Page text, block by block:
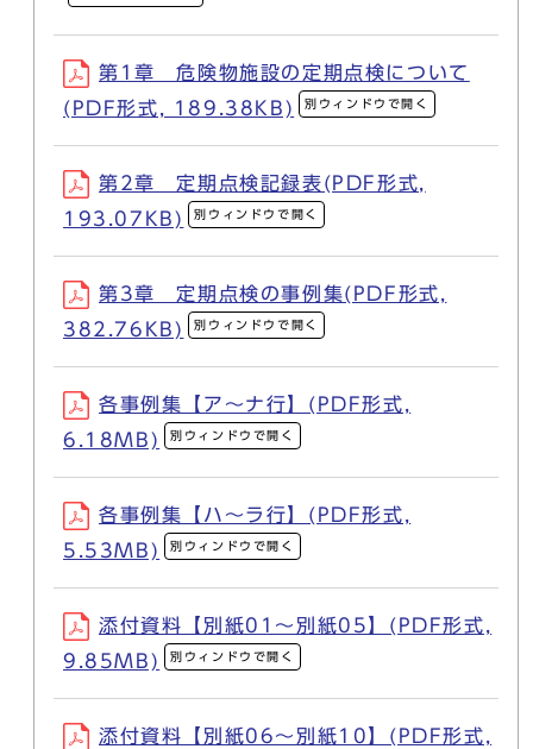
第1章 危険物施設の定期点検について
(PDF形式, 189.38KB)
別ウィンドウで開く
第2章 定期点検記録表(PDF形式,
193.07KB)
別ウィンドウで開く
第3章 定期点検の事例集(PDF形式,
382.76KB)
別ウィンドウで開く
各事例集【ア～ナ行】(PDF形式,
6.18MB)
別ウィンドウで開く
各事例集【ハ～ラ行】(PDF形式,
5.53MB)
別ウィンドウで開く
添付資料【別紙01～別紙05】(PDF形式,
9.85MB)
別ウィンドウで開く
添付資料【別紙06～別紙10】(PDF形式,